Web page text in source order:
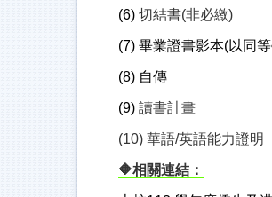
(6) 切結書(非必繳)
(7) 畢業證書影本(以同
(8) 自傳
(9) 讀書計畫
(10) 華語/英語能力證明
🔶相關連結：